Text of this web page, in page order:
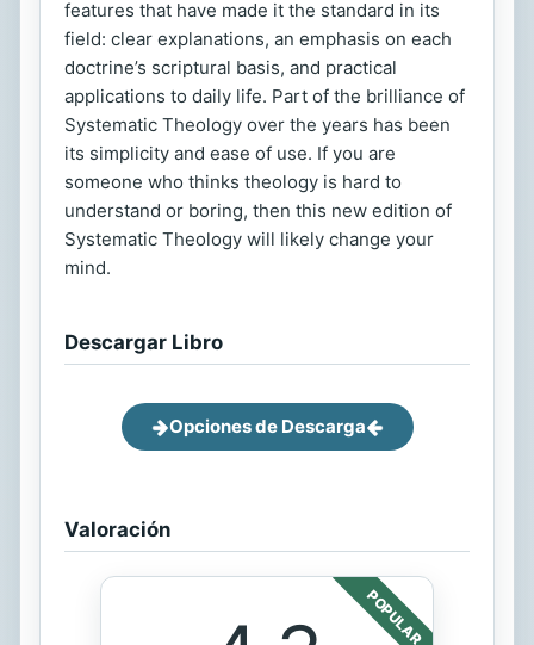
features that have made it the standard in its
field: clear explanations, an emphasis on each
doctrine’s scriptural basis, and practical
applications to daily life. Part of the brilliance of
Systematic Theology over the years has been
its simplicity and ease of use. If you are
someone who thinks theology is hard to
understand or boring, then this new edition of
Systematic Theology will likely change your
mind.
Descargar Libro
Opciones de Descarga
Valoración
POPULAR